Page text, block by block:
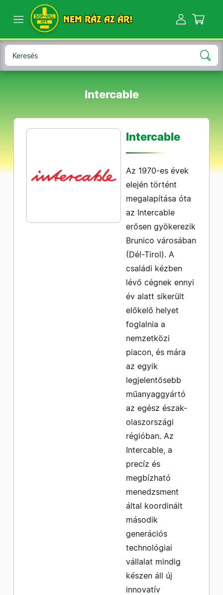
NEM RÁZ AZ ÁR!
Intercable
Intercable
Az 1970-es évek
elején történt
megalapítása óta
az Intercable
erősen gyökerezik
Brunico városában
(Dél-Tirol). A
családi kézben
lévő cégnek ennyi
év alatt sikerült
előkelő helyet
foglalnia a
nemzetközi
piacon, és mára
az egyik
legjelentősebb
műanyaggyártó
az egész észak-
olaszországi
régióban. Az
Intercable, a
precíz és
megbízható
menedzsment
által koordinált
második
generációs
technológiai
vállalat mindig
készen áll új
innovatív